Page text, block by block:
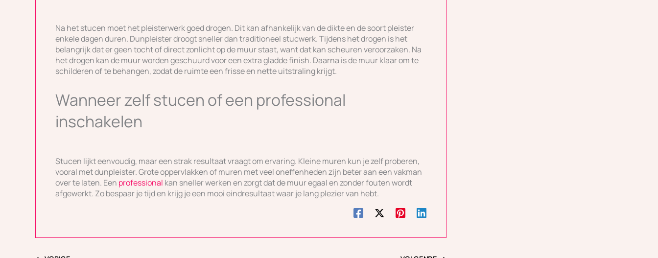
Na het stucen moet het pleisterwerk goed drogen. Dit kan afhankelijk van de dikte en de soort pleister
enkele dagen duren. Dunpleister droogt sneller dan traditioneel stucwerk. Tijdens het drogen is het
belangrijk dat er geen tocht of direct zonlicht op de muur staat, want dat kan scheuren veroorzaken. Na
het drogen kan de muur worden geschuurd voor een extra gladde finish. Daarna is de muur klaar om te
schilderen of te behangen, zodat de ruimte een frisse en nette uitstraling krijgt.
Wanneer zelf stucen of een professional
inschakelen
Stucen lijkt eenvoudig, maar een strak resultaat vraagt om ervaring. Kleine muren kun je zelf proberen,
vooral met dunpleister. Grote oppervlakken of muren met veel oneffenheden zijn beter aan een vakman
over te laten. Een professional kan sneller werken en zorgt dat de muur egaal en zonder fouten wordt
afgewerkt. Zo bespaar je tijd en krijg je een mooi eindresultaat waar je lang plezier van hebt.